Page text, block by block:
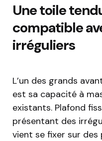
Une toile
compatible
irréguliers
L’un des grands
est sa capacité à
existants. Plafond
présentant des
vient se fixer sur